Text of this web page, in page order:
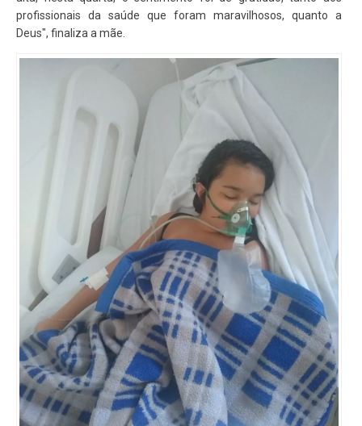
profissionais da saúde que foram maravilhosos, quanto a
Deus", finaliza a mãe.